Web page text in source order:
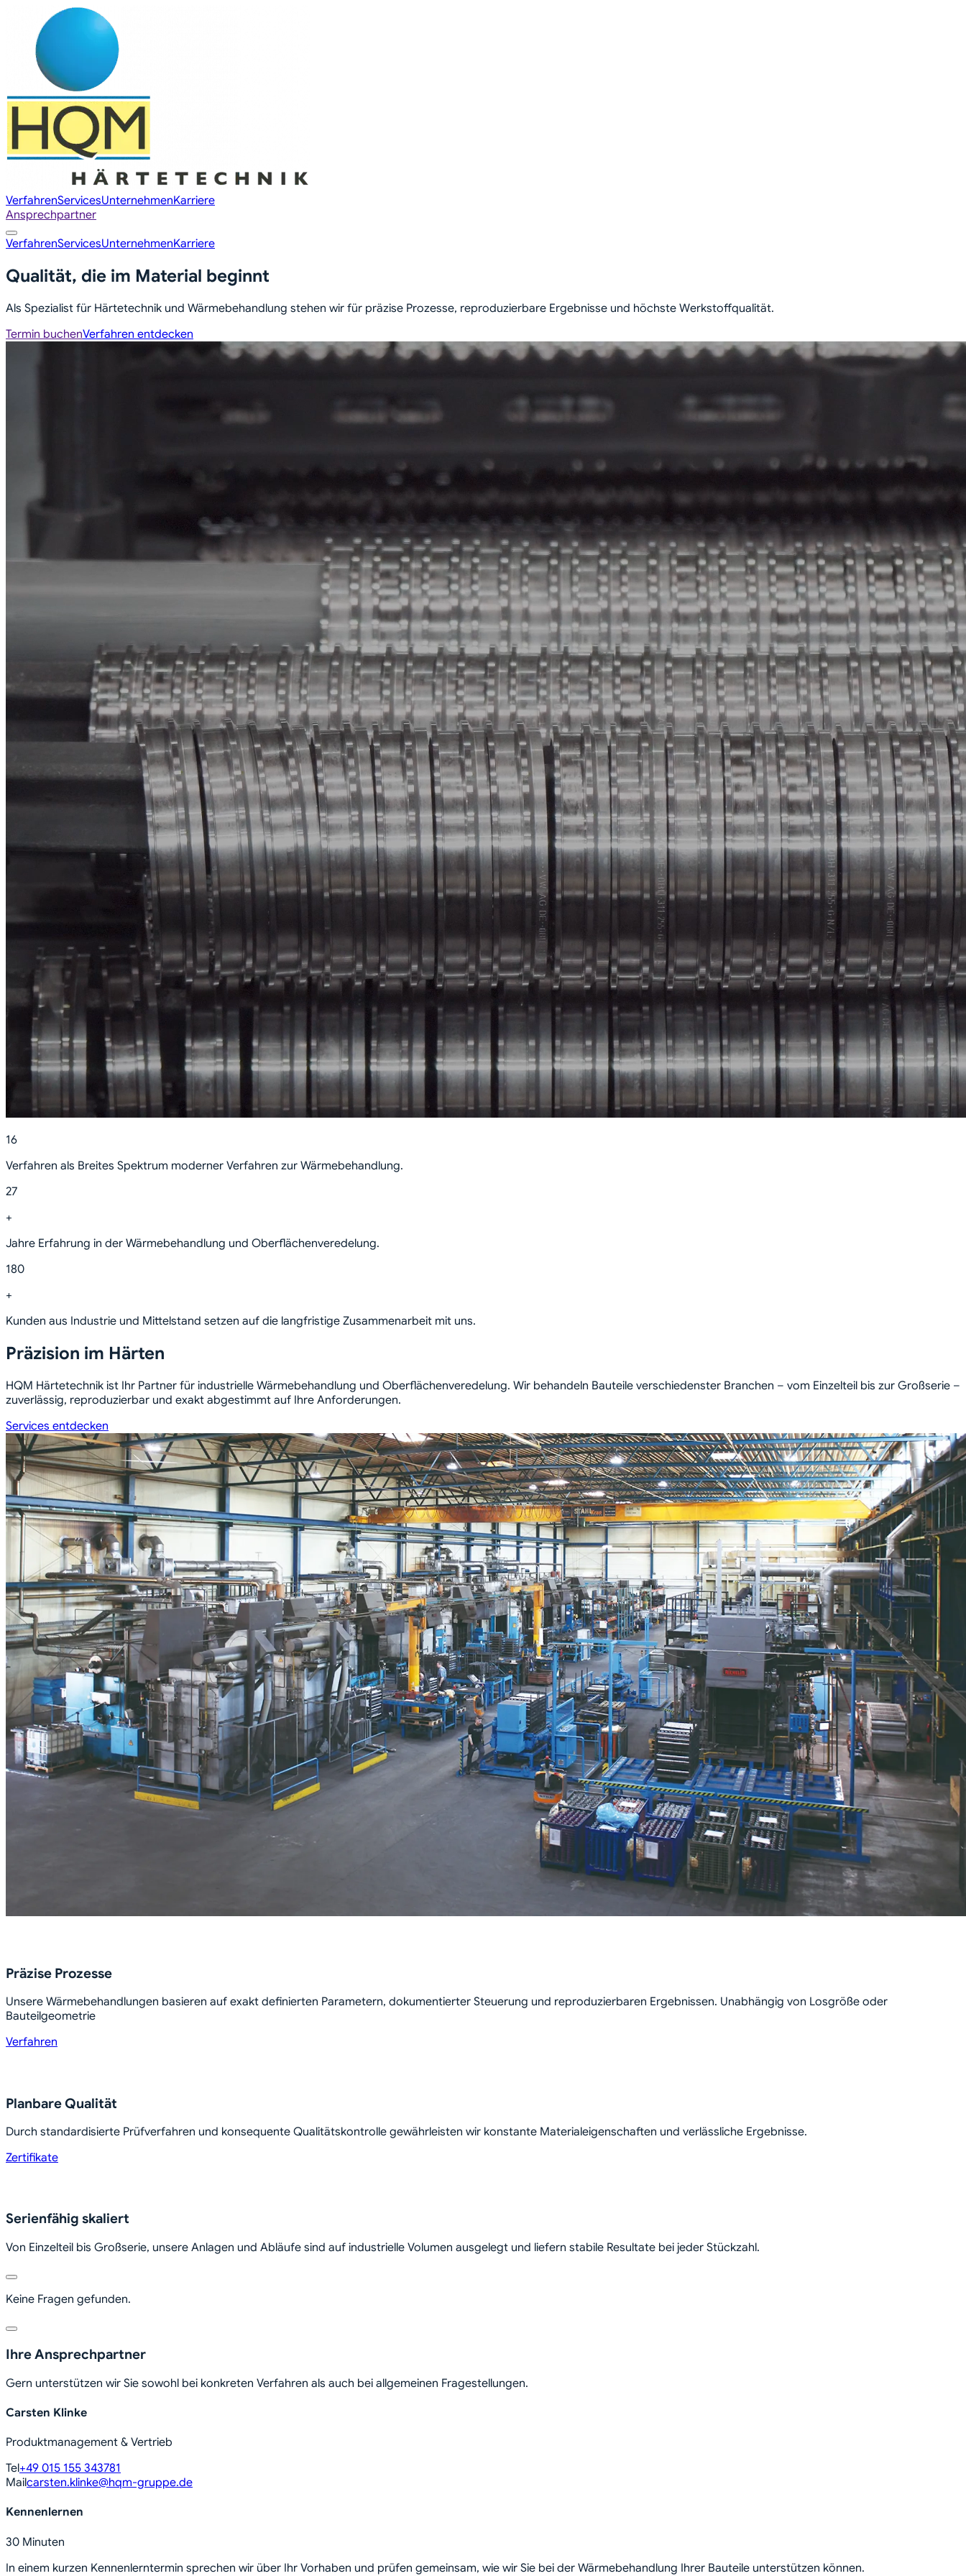
VerfahrenServicesUnternehmenKarriere
Ansprechpartner
VerfahrenServicesUnternehmenKarriere
Qualität, die im Material beginnt
Als Spezialist für Härtetechnik und Wärmebehandlung stehen wir für präzise Prozesse, reproduzierbare Ergebnisse und höchste Werkstoffqualität.
Termin buchenVerfahren entdecken
16
Verfahren als Breites Spektrum moderner Verfahren zur Wärmebehandlung.
27
+
Jahre Erfahrung in der Wärmebehandlung und Oberflächenveredelung.
180
+
Kunden aus Industrie und Mittelstand setzen auf die langfristige Zusammenarbeit mit uns.
Präzision im Härten
HQM Härtetechnik ist Ihr Partner für industrielle Wärmebehandlung und Oberflächenveredelung. Wir behandeln Bauteile verschiedenster Branchen – vom Einzelteil bis zur Großserie –
zuverlässig, reproduzierbar und exakt abgestimmt auf Ihre Anforderungen.
Services entdecken
Präzise Prozesse
Unsere Wärmebehandlungen basieren auf exakt definierten Parametern, dokumentierter Steuerung und reproduzierbaren Ergebnissen. Unabhängig von Losgröße oder
Bauteilgeometrie
Verfahren
Planbare Qualität
Durch standardisierte Prüfverfahren und konsequente Qualitätskontrolle gewährleisten wir konstante Materialeigenschaften und verlässliche Ergebnisse.
Zertifikate
Serienfähig skaliert
Von Einzelteil bis Großserie, unsere Anlagen und Abläufe sind auf industrielle Volumen ausgelegt und liefern stabile Resultate bei jeder Stückzahl.
Keine Fragen gefunden.
Ihre Ansprechpartner
Gern unterstützen wir Sie sowohl bei konkreten Verfahren als auch bei allgemeinen Fragestellungen.
Carsten Klinke
Produktmanagement & Vertrieb
Tel+49 015 155 343781
Mailcarsten.klinke@hqm-gruppe.de
Kennenlernen
30 Minuten
In einem kurzen Kennenlerntermin sprechen wir über Ihr Vorhaben und prüfen gemeinsam, wie wir Sie bei der Wärmebehandlung Ihrer Bauteile unterstützen können.